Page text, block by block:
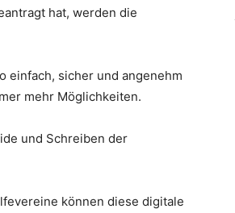
hat, werden die
einfach, sicher und angenehm
mehr Möglichkeiten.
und Schreiben der
können diese digitale